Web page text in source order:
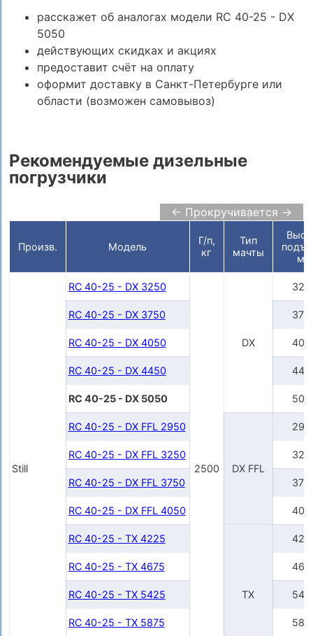
расскажет об аналогах модели RC 40-25 - DX
5050
действующих скидках и акциях
предоставит счёт на оплату
оформит доставку в Санкт-Петербурге или
области (возможен самовывоз)
Рекомендуемые дизельные
погрузчики
← Прокручивается →
Произв. Модель
Г/п,
кг
Тип
мачты
мм
Still
RC 40-25 - DX 3250
2500
DX
RC 40-25 - DX 3750
RC 40-25 - DX 4050
RC 40-25 - DX 4450
RC 40-25 - DX 5050
RC 40-25 - DX FFL 2950
DX FFL
RC 40-25 - DX FFL 3250
RC 40-25 - DX FFL 3750
RC 40-25 - DX FFL 4050
RC 40-25 - TX 4225
TX
RC 40-25 - TX 4675
RC 40-25 - TX 5425
RC 40-25 - TX 5875